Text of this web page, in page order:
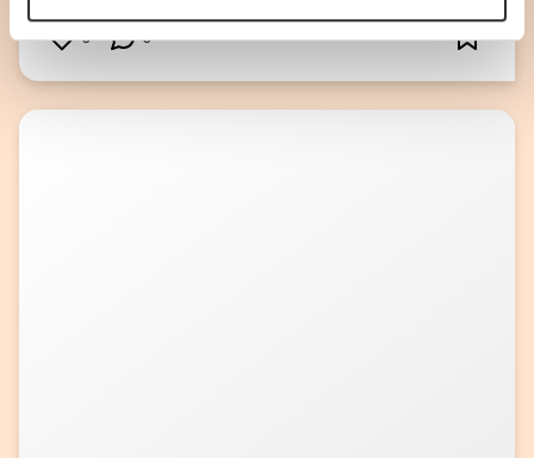
annons- och analysföretag som vi samarbetar med.
Dessa kan i sin tur kombinera informationen med annan
information som du har tillhandahållit eller som de har
samlat in när du har använt deras tjänster.
0 0